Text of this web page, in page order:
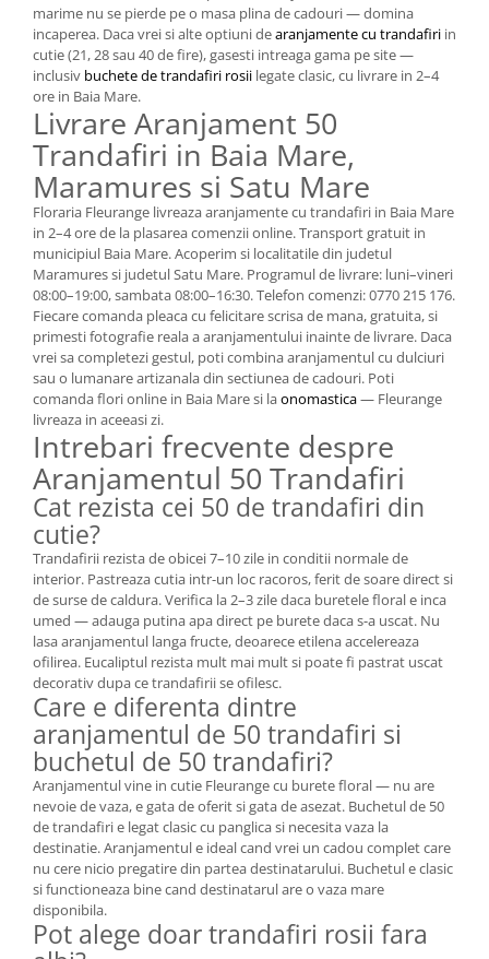
marime nu se pierde pe o masa plina de cadouri — domina
incaperea. Daca vrei si alte optiuni dearanjamente cu trandafiri in
cutie (21, 28 sau 40 de fire), gasesti intreaga gama pe site —
inclusiv buchete de trandafiri rosii legate clasic, cu livrare in 2–4
ore in Baia Mare.
Livrare Aranjament 50
Trandafiri in Baia Mare,
Maramures si Satu Mare
Floraria Fleurange livreaza aranjamente cu trandafiri in Baia Mare
in 2–4 ore de la plasarea comenzii online. Transport gratuit in
municipiul Baia Mare. Acoperim si localitatile din judetul
Maramures si judetul Satu Mare. Programul de livrare: luni–vineri
08:00–19:00, sambata 08:00–16:30. Telefon comenzi: 0770 215 176.
Fiecare comanda pleaca cu felicitare scrisa de mana, gratuita, si
primesti fotografie reala a aranjamentului inainte de livrare. Daca
vrei sa completezi gestul, poti combina aranjamentul cu dulciuri
sau o lumanare artizanala din sectiunea de cadouri. Poti
comanda flori online in Baia Mare si laonomastica— Fleurange
livreaza in aceeasi zi.
Intrebari frecvente despre
Aranjamentul 50 Trandafiri
Cat rezista cei 50 de trandafiri din
cutie?
Trandafirii rezista de obicei 7–10 zile in conditii normale de
interior. Pastreaza cutia intr-un loc racoros, ferit de soare direct si
de surse de caldura. Verifica la 2–3 zile daca buretele floral e inca
umed — adauga putina apa direct pe burete daca s-a uscat. Nu
lasa aranjamentul langa fructe, deoarece etilena accelereaza
ofilirea. Eucaliptul rezista mult mai mult si poate fi pastrat uscat
decorativ dupa ce trandafirii se ofilesc.
Care e diferenta dintre
aranjamentul de 50 trandafiri si
buchetul de 50 trandafiri?
Aranjamentul vine in cutie Fleurange cu burete floral — nu are
nevoie de vaza, e gata de oferit si gata de asezat. Buchetul de 50
de trandafiri e legat clasic cu panglica si necesita vaza la
destinatie. Aranjamentul e ideal cand vrei un cadou complet care
nu cere nicio pregatire din partea destinatarului. Buchetul e clasic
si functioneaza bine cand destinatarul are o vaza mare
disponibila.
Pot alege doar trandafiri rosii fara